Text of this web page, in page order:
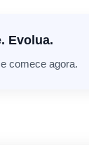
Evolua.
comece agora.